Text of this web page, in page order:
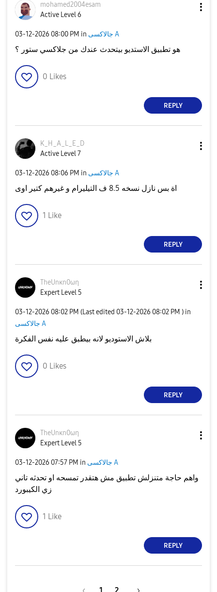
mohamed2004esam
Active Level 6
‎03-12-2026 08:00 PM in جالاكسى A
هو تطبيق الاستديو بيتحدث عندك من جلاكسي ستور ؟
0 Likes
REPLY
K_H_A_L_E_D
Active Level 7
‎03-12-2026 08:06 PM in جالاكسى A
اة بس نازل نسخه 8.5 ف التيليرام و غيرهم كتير اوى
1 Like
REPLY
TheUnκn0ωη
Expert Level 5
‎03-12-2026 08:02 PM (Last edited ‎03-12-2026 08:02 PM ) in
جالاكسى A
بلاش الاستوديو لانه بيطبق عليه نفس الفكرة
0 Likes
REPLY
TheUnκn0ωη
Expert Level 5
‎03-12-2026 07:57 PM in جالاكسى A
واهم حاجة متنزلش تطبيق مش هتقدر تمسحه او تحدثه تاني
زي الكيبورد
1 Like
REPLY